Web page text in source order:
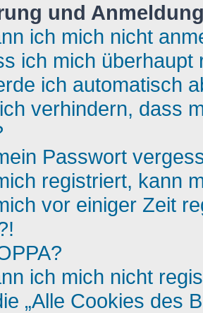
und
ich mich nicht
ich mich überhaupt
ich automatisch
verhindern, dass
Passwort
registriert, kann
vor einiger Zeit
ich mich nicht
„Alle Cookies des